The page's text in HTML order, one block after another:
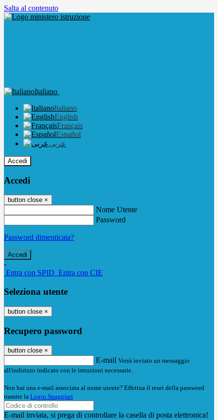
Salta al contenuto
Italiano
Italiano
English
Français
Español
عربى
Accedi
Accedi
button close ×
Nome Utente
Password
Password dimenticata?
-
Entra con SPID Entra con CIE
Seleziona utente
button close ×
Recupero password
button close ×
E-mail Verrà inviato un messaggio
all'indirizzo indicato con le istruzioni necessarie.
Non hai una e-mail associata al nome utente? Effettua il reset della password
tramite la Login Spaggiari
E-mail inviata, si prega di controllare la casella di posta elettronica!